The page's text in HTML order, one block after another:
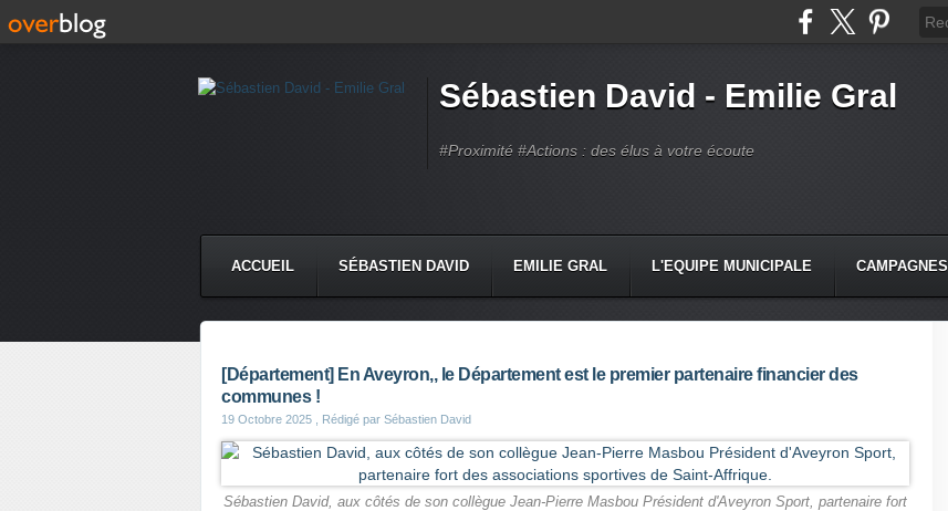
Sébastien David - Emilie Gral
#Proximité #Actions : des élus à votre écoute
ACCUEIL SÉBASTIEN DAVID EMILIE GRAL L'EQUIPE MUNICIPALE CAMPAGNES
[Département] En Aveyron,, le Département est le premier partenaire financier des
communes !
19 Octobre 2025 , Rédigé par Sébastien David
Sébastien David, aux côtés de son collègue Jean-Pierre Masbou Président d'Aveyron Sport, partenaire fort